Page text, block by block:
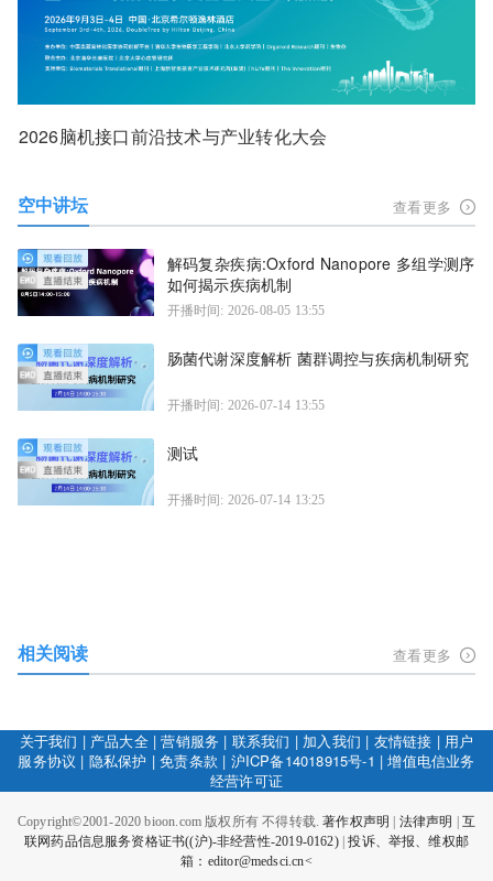
2026脑机接口前沿技术与产业转化大会
空中讲坛 查看更多
解码复杂疾病:Oxford Nanopore 多组学测序
如何揭示疾病机制
开播时间: 2026-08-05 13:55
肠菌代谢深度解析 菌群调控与疾病机制研究
开播时间: 2026-07-14 13:55
测试
开播时间: 2026-07-14 13:25
相关阅读 查看更多
关于我们 | 产品大全|营销服务 | 联系我们 | 加入我们 | 友情链接 | 用户
服务协议 | 隐私保护 |免责条款 | 沪ICP备14018915号-1 |增值电信业务
经营许可证
Copyright©2001-2020 bioon.com 版权所有 不得转载.著作权声明 法律声明
互
联网药品信息服务资格证书((沪)-非经营性-2019-0162)|投诉、举报、维权邮
箱：editor@medsci.cn<